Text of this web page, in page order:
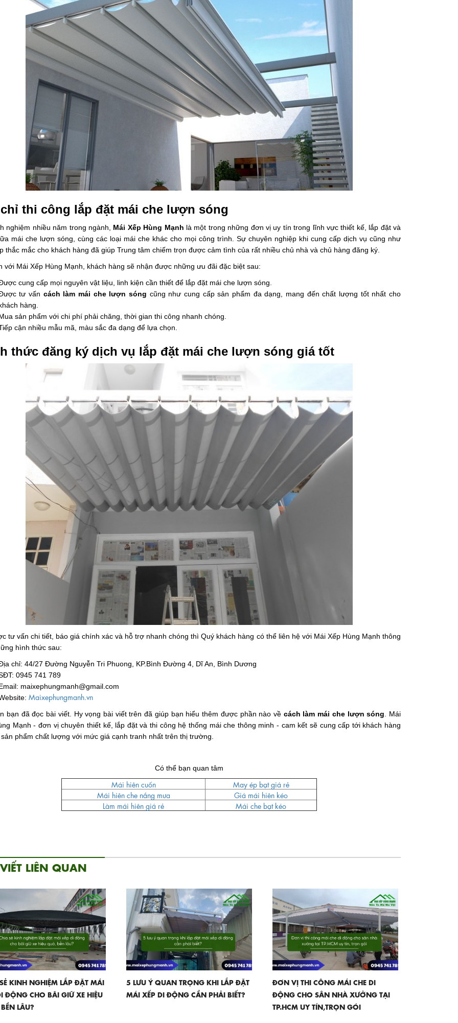
thi công lắp đặt mái che lượn sóng
nghiệm nhiều năm trong ngành, Mái Xếp Hùng Mạnh là một trong những đơn vị uy tín trong lĩnh vực thiết kế, lắp đặt và
mái che lượn sóng, cùng các loại mái che khác cho mọi công trình. Sự chuyên nghiệp khi cung cấp dịch vụ cũng như
thắc mắc cho khách hàng đã giúp Trung tâm chiếm trọn được cảm tình của rất nhiều chủ nhà và chủ hàng đăng ký.
với Mái Xếp Hùng Mạnh, khách hàng sẽ nhận được những ưu đãi đặc biệt sau:
cung cấp mọi nguyên vật liệu, linh kiện cần thiết để lắp đặt mái che lượn sóng.
tư vấn cách làm mái che lượn sóng cũng như cung cấpsản phẩm đa dạng, mang đến chất lượng tốt nhất cho
hàng.
sản phẩm với chi phí phải chăng, thời gian thi công nhanh chóng.
cận nhiều mẫu mã, màu sắc đa dạng để lựa chọn.
thức đăng ký dịch vụ lắp đặt mái che lượn sóng giá tốt
tư vấn chi tiết, báo giá chính xác và hỗ trợ nhanh chóng thì Quý khách hàng có thể liên hệ với Mái Xếp Hùng Mạnh thông
hình thức sau:
chỉ: 44/27 Đường Nguyễn Tri Phuong, KP.Bình Đường 4, Dĩ An, Bình Dương
0945 741 789
maixephungmanh@gmail.com
Maixephungmanh.vn
bạn đã đọc bài viết. Hy vọng bài viết trên đã giúp bạn hiểu thêm được phần nào về cách làm mái che lượn sóng . Mái
Mạnh - đơn vị chuyên thiết kế, lắp đặt và thi công hệ thống mái che thông minh - cam kết sẽ cung cấp tới khách hàng
phẩm chất lượng với mức giá cạnh tranh nhất trên thị trường.
Có thể bạn quan tâm
Mái hiên cuốn
May ép bạt giá rẻ
Mái hiên che nắng mưa
Giá mái hiên kéo
Làm mái hiên giá rẻ
Mái che bạt kéo
LIÊN QUAN
KINH NGHIỆM LẮP ĐẶT MÁI
ĐỘNG CHO BÃI GIỮ XE HIỆU
LÂU?
5 LƯU Ý QUAN TRỌNG KHI LẮP ĐẶT
MÁI XẾP DI ĐỘNG CẦN PHẢI BIẾT?
ĐƠN VỊ THI CÔNG MÁI CHE DI
ĐỘNG CHO SÂN NHÀ XƯỞNG TẠI
TP.HCM UY TÍN,TRỌN GÓI